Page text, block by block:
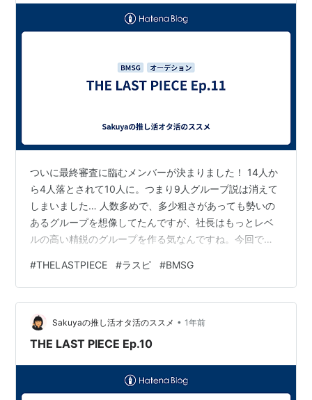
ついに最終審査に臨むメンバーが決まりました！ 14人か
ら4人落とされて10人に。つまり9人グループ説は消えて
しまいました… 人数多めで、多少粗さがあっても勢いの
あるグループを想像してたんですが、社長はもっとレベ
ルの高い精鋭のグループを作る気なんですね。今回でそ
Gardenのような曲をちゃんとこなせるグループにしたい
んだな、と。 その意味で…私が予想していたメンバーと
は若干違いましたが、当初考えた年齢的な成熟はポイン
トとしてやっぱりあった気がします。 RYOTO、HAL、
AOIの年少トリオが脱落してしまいました。そして違和感
#THELASTPIECE #ラスピ #BMSG
Sakuyaの推し活オタ活のススメ • 1年前
THE LAST PIECE Ep.10